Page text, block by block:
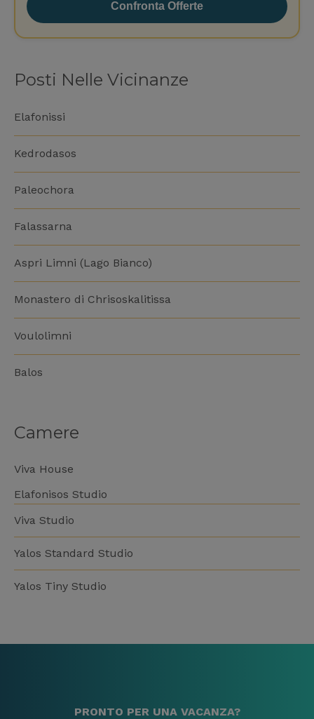
Confronta Offerte
Posti Nelle Vicinanze
Elafonissi
Kedrodasos
Paleochora
Falassarna
Aspri Limni (Lago Bianco)
Monastero di Chrisoskalitissa
Voulolimni
Balos
Camere
Viva House
Elafonisos Studio
Viva Studio
Yalos Standard Studio
Yalos Tiny Studio
PRONTO PER UNA VACANZA?